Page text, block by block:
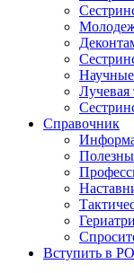
Научные
Лучевая
Справочник
Вступить в